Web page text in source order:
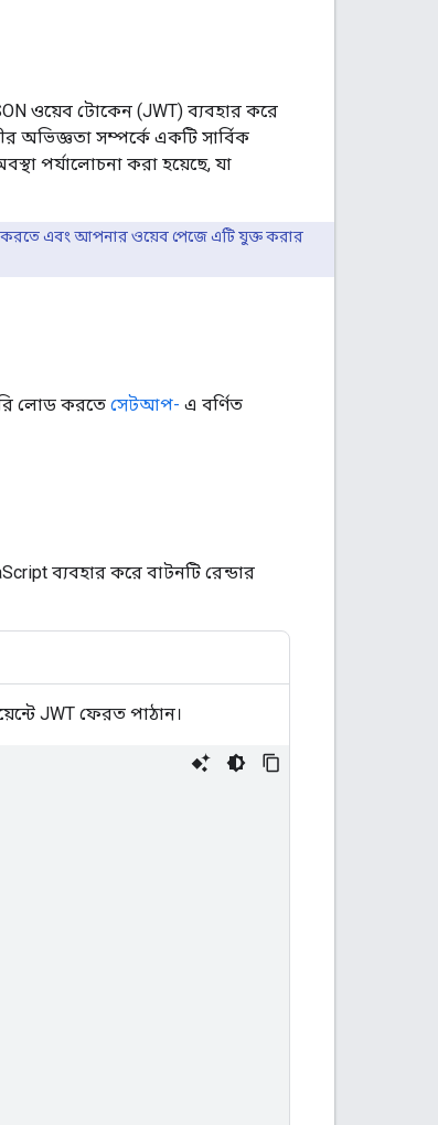
ওয়েব টোকেন (JWT) ব্যবহার করে
অভিজ্ঞতা সম্পর্কে একটি সার্বিক
পর্যালোচনা করা হয়েছে, যা
এবং আপনার ওয়েব পেজে এটি যুক্ত করার
লোড করতে সেটআপ- এ বর্ণিত
ব্যবহার করে বাটনটি রেন্ডার
JWT ফেরত পাঠান।